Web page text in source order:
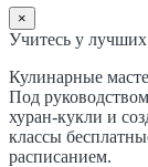
×
Учитесь у лучших
Кулинарные
Под
хуран-кукли и
классы
расписанием.